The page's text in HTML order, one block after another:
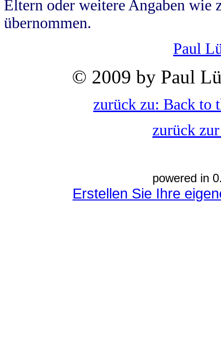
Eltern oder weitere Angaben wie
übernommen.
Paul
© 2009 by Paul
zurück zu: Back to
zurück
powered in
Erstellen Sie Ihre